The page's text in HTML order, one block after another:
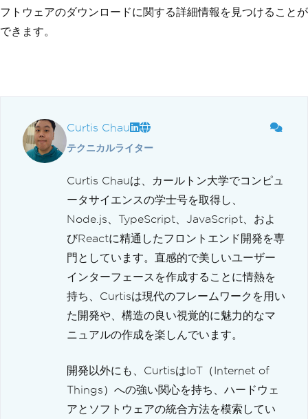
フトウェアのダウンロードに関する詳細情報を見つけることが
できます。
Curtis Chau
テクニカルライター
Curtis Chauは、カールトン大学でコンピュ
ータサイエンスの学士号を取得し、
Node.js、TypeScript、JavaScript、およ
びReactに精通したフロントエンド開発を専
門としています。直感的で美しいユーザー
インターフェースを作成することに情熱を
持ち、Curtisは現代のフレームワークを用い
た開発や、構造の良い視覚的に魅力的なマ
ニュアルの作成を楽しんでいます。
開発以外にも、CurtisはIoT（Internet of
Things）への強い関心を持ち、ハードウェ
アとソフトウェアの統合方法を模索してい